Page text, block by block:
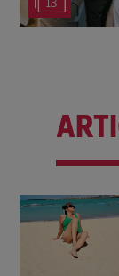
13